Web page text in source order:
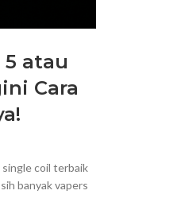
5 atau
Cara
single coil terbaik
banyak vapers